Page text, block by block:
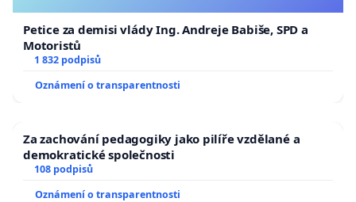
Petice za demisi vlády Ing. Andreje Babiše, SPD a
Motoristů
1 832 podpisů
Oznámení o transparentnosti
Za zachování pedagogiky jako pilíře vzdělané a
demokratické společnosti
108 podpisů
Oznámení o transparentnosti